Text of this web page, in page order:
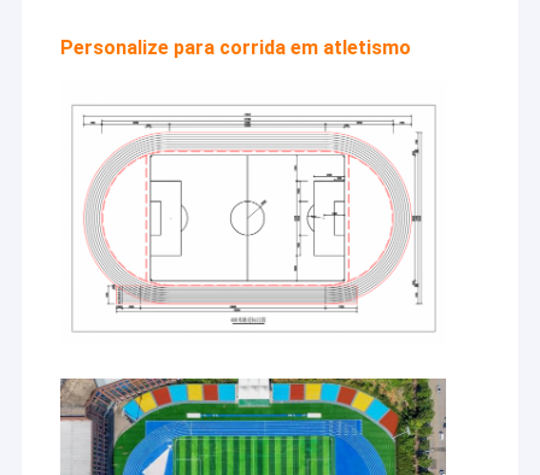
Personalize para corrida em atletismo
algumas
Conica, Columbia,
Embarcando numa
nova jornada, com
grandes
responsabilidades
e um longo
caminho pela
frente, estamos
empenhados em
vários setores da
sociedade para
criarmos juntos
um futuro melhor.